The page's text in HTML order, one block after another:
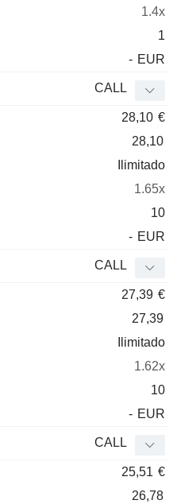
1.4x
1
- EUR
CALL
28,10 €
28,10
Ilimitado
1.65x
10
- EUR
CALL
27,39 €
27,39
Ilimitado
1.62x
10
- EUR
CALL
25,51 €
26,78